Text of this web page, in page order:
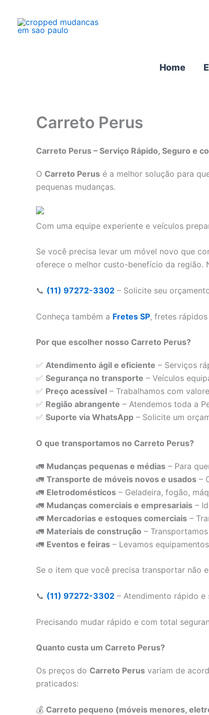
Home
Carreto Perus
Carreto Perus – Serviço Rápido, Seguro e
O Carreto Perus é a melhor solução para
pequenas mudanças.
Com uma equipe experiente e veículos
Se você precisa levar um móvel novo que
oferece o melhor custo-benefício da região.
📞 (11) 97272-3302 – Solicite seu
Conheça também a Fretes SP, fretes
Por que escolher nosso Carreto Perus?
✅ Atendimento ágil e eficiente – Serviços
✅ Segurança no transporte – Veículos
✅ Preço acessível – Trabalhamos com
✅ Região abrangente – Atendemos toda a
✅ Suporte via WhatsApp – Solicite um
O que transportamos no Carreto Perus?
🚛 Mudanças pequenas e médias – Para
🚛 Transporte de móveis novos e usados –
🚛 Eletrodomésticos – Geladeira, fogão,
🚛 Mudanças comerciais e empresariais –
🚛 Mercadorias e estoques comerciais –
🚛 Materiais de construção –
🚛 Eventos e feiras – Levamos
Se o item que você precisa transportar não
📞 (11) 97272-3302 – Atendimento rápido e
Precisando mudar rápido e com total
Quanto custa um Carreto Perus?
Os preços do Carreto Perus variam de
praticados:
💰 Carreto pequeno (móveis menores,